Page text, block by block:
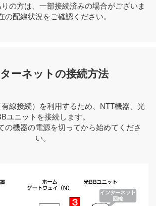
の⽅は、⼀部接続済みの場合がございま
の配線状況をご確認ください。
ーネットの接続方法
線接続）を利用するため、NTT機器、光
ユニットを接続します。
の機器の電源を切ってから始めてくださ
い。